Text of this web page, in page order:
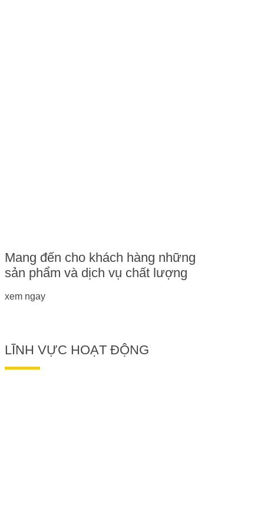
Mang đến cho khách hàng những
sản phẩm và dịch vụ chất lượng
xem ngay
LĨNH VỰC HOẠT ĐỘNG